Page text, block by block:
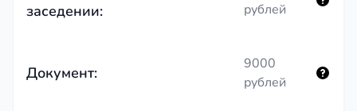
заседении:
рублей
Документ:
9000
рублей